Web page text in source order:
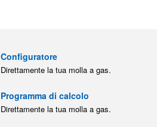
Configuratore
Direttamente la tua molla a gas.
Programma di calcolo
Direttamente la tua molla a gas.